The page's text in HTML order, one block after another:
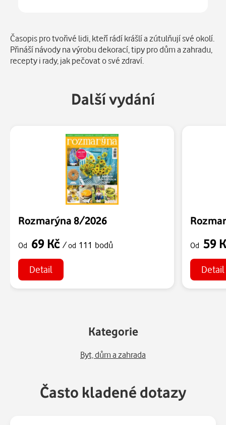
Popis
Časopis pro tvořivé lidi, kteří rádí krášlí a zútulňují své okolí.
Přináší návody na výrobu dekorací, tipy pro dům a zahradu,
recepty i rady, jak pečovat o své zdraví.
Další vydání
Rozmarýna 8/2026
Od 69 Kč /od 111 bodů
Detail
Od 59
Detail
Kategorie
Byt, dům a zahrada
Často kladené dotazy